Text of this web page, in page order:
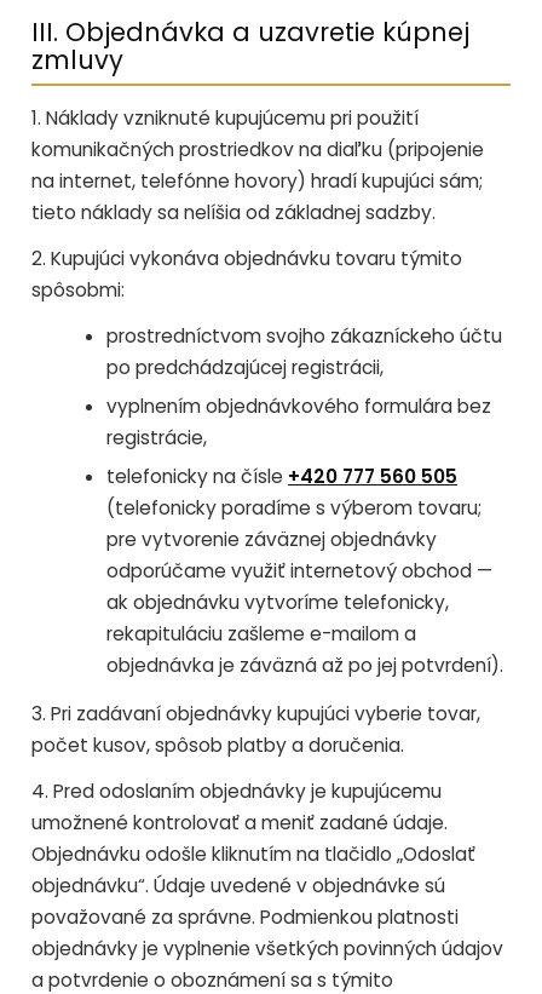
III. Objednávka a uzavretie kúpnej
zmluvy
1. Náklady vzniknuté kupujúcemu pri použití
komunikačných prostriedkov na diaľku (pripojenie
na internet, telefónne hovory) hradí kupujúci sám;
tieto náklady sa nelíšia od základnej sadzby.
2. Kupujúci vykonáva objednávku tovaru týmito
spôsobmi:
prostredníctvom svojho zákazníckeho účtu
po predchádzajúcej registrácii,
vyplnením objednávkového formulára bez
registrácie,
telefonicky na čísle +420 777 560 505
(telefonicky poradíme s výberom tovaru;
pre vytvorenie záväznej objednávky
odporúčame využiť internetový obchod —
ak objednávku vytvoríme telefonicky,
rekapituláciu zašleme e-mailom a
objednávka je záväzná až po jej potvrdení).
3. Pri zadávaní objednávky kupujúci vyberie tovar,
počet kusov, spôsob platby a doručenia.
4. Pred odoslaním objednávky je kupujúcemu
umožnené kontrolovať a meniť zadané údaje.
Objednávku odošle kliknutím na tlačidlo „Odoslať
objednávku“. Údaje uvedené v objednávke sú
považované za správne. Podmienkou platnosti
objednávky je vyplnenie všetkých povinných údajov
a potvrdenie o oboznámení sa s týmito